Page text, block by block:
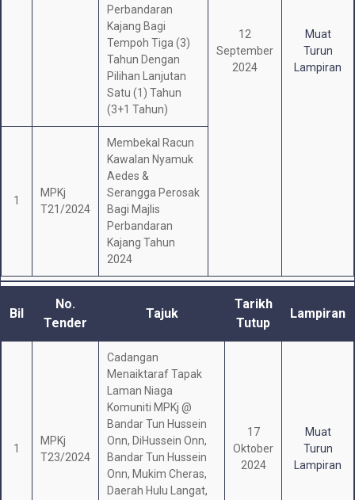
Perbandaran
Kajang Bagi
Tempoh Tiga (3)
Tahun Dengan
Pilihan Lanjutan
Satu (1) Tahun
(3+1 Tahun)
12
September
2024
Muat
Turun
Lampiran
1
MPKj
T21/2024
Membekal Racun
Kawalan Nyamuk
Aedes &
Serangga Perosak
Bagi Majlis
Perbandaran
Kajang Tahun
2024
Bil
No.
Tender
Tajuk
Tarikh
Tutup
Lampiran
1
MPKj
T23/2024
Cadangan
Menaiktaraf Tapak
Laman Niaga
Komuniti MPKj @
Bandar Tun Hussein
Onn, DiHussein Onn,
Bandar Tun Hussein
Onn, Mukim Cheras,
Daerah Hulu Langat,
17
Oktober
2024
Muat
Turun
Lampiran